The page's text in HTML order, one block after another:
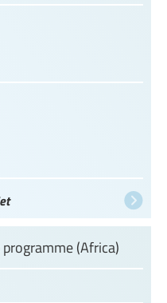
(Africa)